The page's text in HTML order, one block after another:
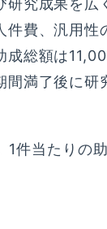
研究成果を
件費、汎用
成総額は
満了後に研
1件当たりの